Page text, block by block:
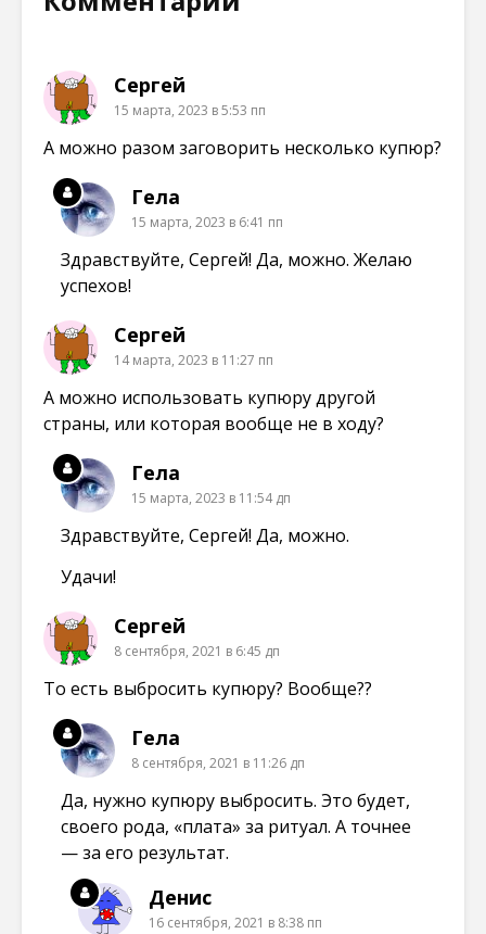
о
е
)
о
н
е
)
о
в
е
)
е
)
Сергей
15 марта, 2023 в 5:53 пп
А можно разом заговорить несколько купюр?
Гела
15 марта, 2023 в 6:41 пп
Здравствуйте, Сергей! Да, можно. Желаю
успехов!
Сергей
14 марта, 2023 в 11:27 пп
А можно использовать купюру другой
страны, или которая вообще не в ходу?
Гела
15 марта, 2023 в 11:54 дп
Здравствуйте, Сергей! Да, можно.
Удачи!
Сергей
8 сентября, 2021 в 6:45 дп
То есть выбросить купюру? Вообще??
Гела
8 сентября, 2021 в 11:26 дп
Да, нужно купюру выбросить. Это будет,
своего рода, «плата» за ритуал. А точнее
— за его результат.
Денис
16 сентября, 2021 в 8:38 пп